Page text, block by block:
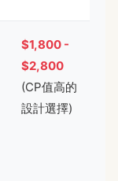
$1,800 -
$2,800
(CP值高的
設計選擇)